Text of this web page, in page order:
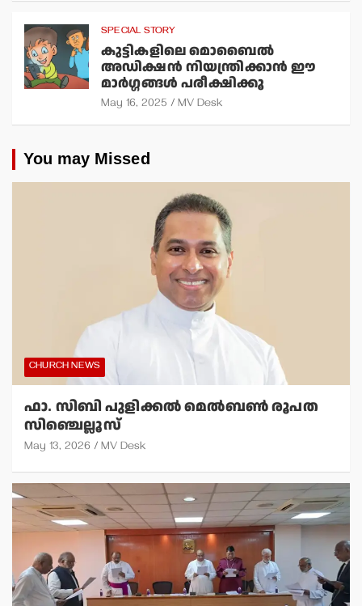
SPECIAL STORY
കുട്ടികളിലെ മൊബൈല്‍
അഡിക്ഷന്‍ നിയന്ത്രിക്കാന്‍ ഈ
മാര്‍ഗ്ഗങ്ങള്‍ പരീക്ഷിക്കൂ
May 16, 2025 MV Desk
You may Missed
CHURCH NEWS
ഫാ. സിബി പുളിക്കല്‍ മെല്‍ബണ്‍ രൂപത
സിഞ്ചെല്ലൂസ്
May 13, 2026 MV Desk